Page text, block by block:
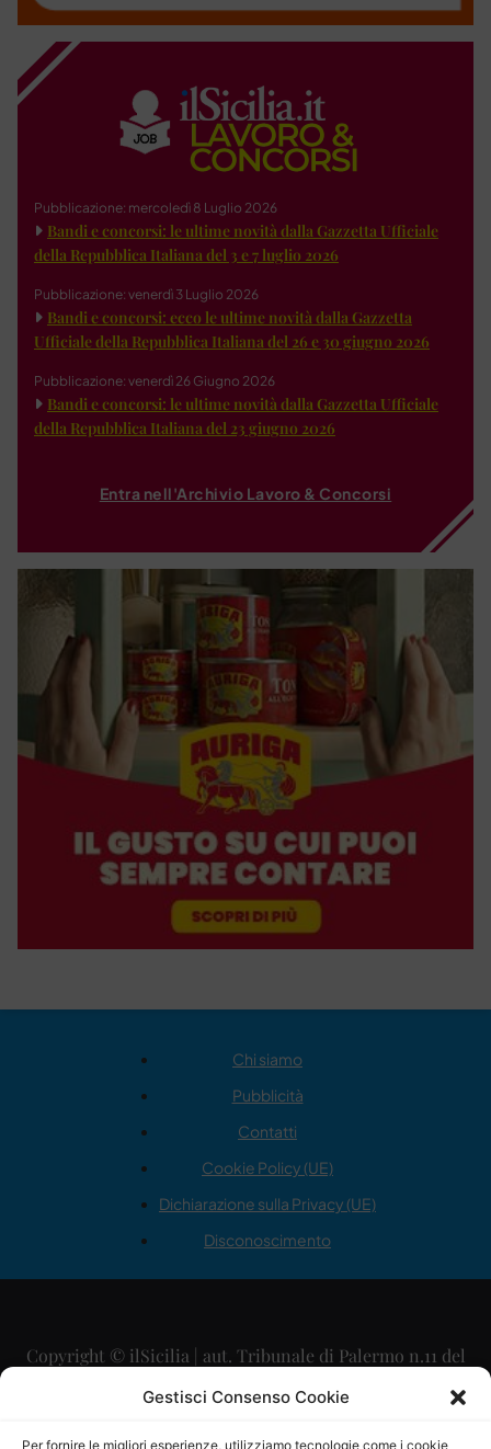
Gestisci Consenso Cookie
Per fornire le migliori esperienze, utilizziamo tecnologie come i cookie
Pubblicazione: mercoledì 8 Luglio 2026
Bandi e concorsi: le ultime novità dalla Gazzetta Ufficiale
della Repubblica Italiana del 3 e 7 luglio 2026
Pubblicazione: venerdì 3 Luglio 2026
Bandi e concorsi: ecco le ultime novità dalla Gazzetta
Ufficiale della Repubblica Italiana del 26 e 30 giugno 2026
Pubblicazione: venerdì 26 Giugno 2026
Bandi e concorsi: le ultime novità dalla Gazzetta Ufficiale
della Repubblica Italiana del 23 giugno 2026
Entra nell'Archivio Lavoro & Concorsi
Chi siamo
Pubblicità
Contatti
Cookie Policy (UE)
Dichiarazione sulla Privacy (UE)
Disconoscimento
Copyright © ilSicilia | aut. Tribunale di Palermo n.11 del
29/09/2015